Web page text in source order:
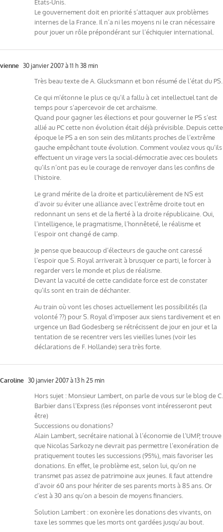
Etats-Unis.
Le gouvernement doit en priorité s’attaquer aux problèmes
internes de la France. Il n’a ni les moyens ni le cran nécessaire
pour jouer un rôle prépondérant sur l’échiquier international.
vienne 30 janvier 2007 à 11 h 38 min
Très beau texte de A. Glucksmann et bon résumé de l’état du PS.
Ce qui m’étonne le plus ce qu’il a fallu à cet intellectuel tant de
temps pour s’apercevoir de cet archaïsme.
Quand pour gagner les élections et pour gouverner le PS s’est
allié au PC cette non évolution était déjà prévisible. Depuis cette
époque le PS a en son sein des militants proches de l’extrême
gauche empêchant toute évolution. Comment voulez vous qu’ils
effectuent un virage vers la social-démocratie avec ces boulets
qu’ils n’ont pas eu le courage de renvoyer dans les confins de
l’histoire.
Le grand mérite de la droite et particulièrement de NS est
d’avoir su éviter une alliance avec l’extrême droite tout en
redonnant un sens et de la fierté à la droite républicaine. Oui,
l’intelligence, le pragmatisme, l’honnêteté, le réalisme et
l’espoir ont changé de camp.
Je pense que beaucoup d’électeurs de gauche ont caressé
l’espoir que S. Royal arriverait à brusquer ce parti, le forcer à
regarder vers le monde et plus de réalisme.
Devant la vacuité de cette candidate force est de constater
qu’ils sont en train de déchanter.
Au train où vont les choses actuellement les possibilités (la
volonté ??) pour S. Royal d’imposer aux siens tardivement et en
urgence un Bad Godesberg se rétrécissent de jour en jour et la
tentation de se recentrer vers les vieilles lunes (voir les
déclarations de F. Hollande) sera très forte.
Caroline 30 janvier 2007 à 13 h 25 min
Hors sujet : Monsieur Lambert, on parle de vous sur le blog de C.
Barbier dans l’Express (les réponses vont intéresseront peut
être)
Successions ou donations?
Alain Lambert, secrétaire national à l’économie de l’UMP, trouve
que Nicolas Sarkozy ne devrait pas permettre l’exonération de
pratiquement toutes les successions (95%), mais favoriser les
donations. En effet, le problème est, selon lui, qu’on ne
transmet pas assez de patrimoine aux jeunes. Il faut attendre
d’avoir 60 ans pour hériter de ses parents morts à 85 ans. Or
c’est à 30 ans qu’on a besoin de moyens financiers.
Solution Lambert : on exonère les donations des vivants, on
taxe les sommes que les morts ont gardées jusqu’au bout.